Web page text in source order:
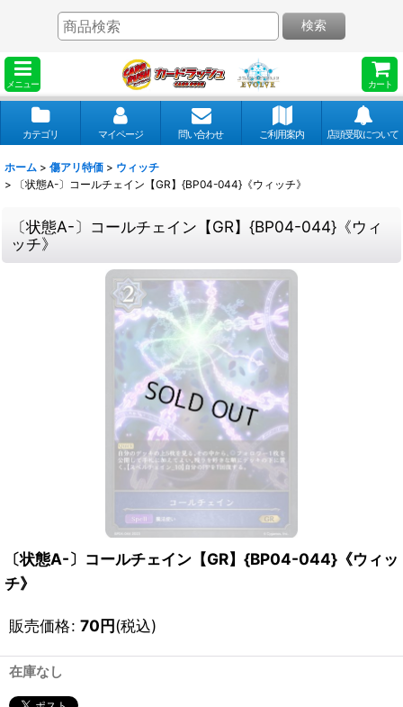
メニュー カート
検索
カテゴリ マイページ 問い合わせ ご利用案内 店頭受取について
ホーム > 傷アリ特価 > ウィッチ
>
〔状態A-〕コールチェイン【GR】{BP04-044}《ウィッチ》
〔状態A-〕コールチェイン【GR】{BP04-044}《ウィ
ッチ》
〔状態A-〕コールチェイン【GR】{BP04-044}《ウィッ
チ》
販売価格: 70円(税込)
在庫なし